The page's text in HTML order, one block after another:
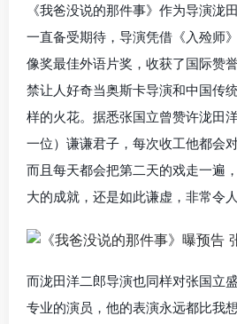
《我爸没说的那件事》作为导演泷
一直备受期待，导演凭借《入殓师
像奖最佳外语片奖，收获了国际赞
禁让人好奇当奥斯卡导演和中国传
样的火花。据悉张国立曾赞许泷田
一位）谦谦君子，每次收工他都会
而且每天都会把第二天的戏走一遍
大的成就，还是如此谦虚，非常令
而泷田洋二郎导演也同样对张国立
专业的演员，他的表演永远都比我